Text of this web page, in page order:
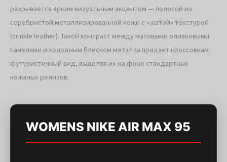
разрывается ярким визуальным акцентом — полосой из
серебристой металлизированной кожи с «жатой» текстурой
(crinkle leather). Такой контраст между матовыми оливковыми
панелями и холодным блеском металла придает кроссовкам
футуристичный вид, выделяя их на фоне стандартных
кожаных релизов.
WOMENS NIKE AIR MAX 95